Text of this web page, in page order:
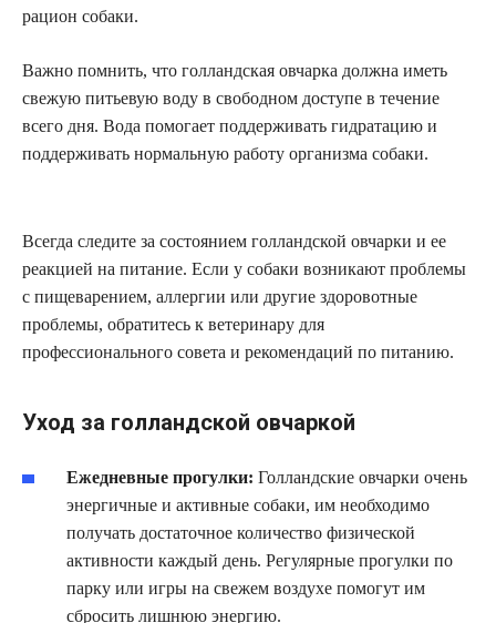
рацион собаки.
Важно помнить, что голландская овчарка должна иметь
свежую питьевую воду в свободном доступе в течение
всего дня. Вода помогает поддерживать гидратацию и
поддерживать нормальную работу организма собаки.
Всегда следите за состоянием голландской овчарки и ее
реакцией на питание. Если у собаки возникают проблемы
с пищеварением, аллергии или другие здоровотные
проблемы, обратитесь к ветеринару для
профессионального совета и рекомендаций по питанию.
Уход за голландской овчаркой
Ежедневные прогулки: Голландские овчарки очень
энергичные и активные собаки, им необходимо
получать достаточное количество физической
активности каждый день. Регулярные прогулки по
парку или игры на свежем воздухе помогут им
сбросить лишнюю энергию.